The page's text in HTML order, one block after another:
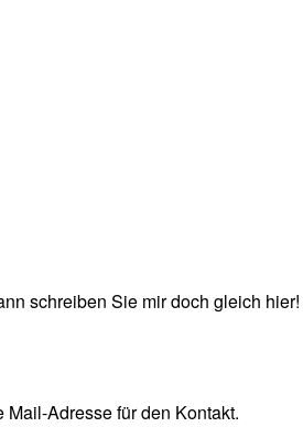
schreiben Sie mir doch gleich hier!
Adresse für den Kontakt.